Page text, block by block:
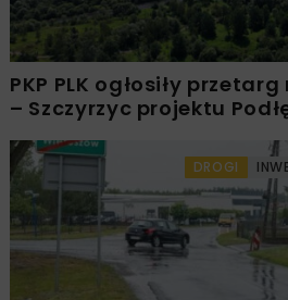
PKP PLK ogłosiły
– Szczyrzyc projektu
DROGI